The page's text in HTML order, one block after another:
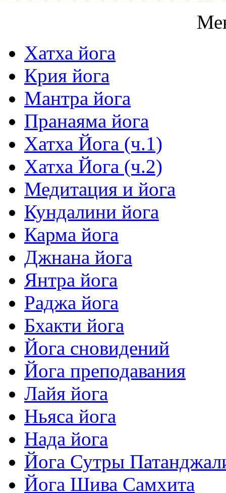
Хатха йога
Крия йога
Мантра йога
Пранаяма йога
Хатха Йога (ч.1)
Хатха Йога (ч.2)
Медитация и йога
Кундалини йога
Карма йога
Джнана йога
Янтра йога
Раджа йога
Бхакти йога
Йога сновидений
Йога преподавания
Лайя йога
Ньяса йога
Нада йога
Йога Сутры
Йога Шива Самхита